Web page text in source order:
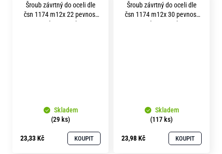
Šroub závrtný do oceli dle
čsn 1174 m12x 22 pevnost
8.8 bez povrchu
Skladem
(29 ks)
23,33 Kč KOUPIT
Šroub závrtný do oceli dle
čsn 1174 m12x 30 pevnost
8.8 bez povrchu
Skladem
(117 ks)
23,98 Kč KOUPIT